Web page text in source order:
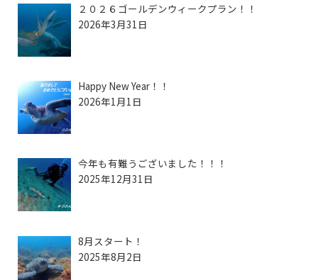
２０２６ゴールデンウィークプラン！！
2026年3月31日
Happy New Year！！
2026年1月1日
今年も有難うございました！！！
2025年12月31日
8月スタート！
2025年8月2日